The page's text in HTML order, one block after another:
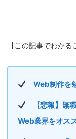
【この記事でわかる
Web制作を
【悲報】無
Web業界をオス